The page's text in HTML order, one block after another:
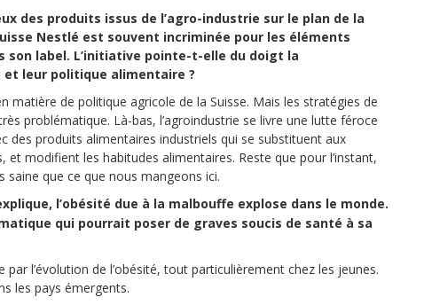
des produits issus de l’agro-industrie sur le plan de la
Nestlé est souvent incriminée pour les éléments
label. L’initiative pointe-t-elle du doigt la
leur politique alimentaire ?
matière de politique agricole de la Suisse. Mais les stratégies de
problématique. Là-bas, l’agroindustrie se livre une lutte féroce
des produits alimentaires industriels qui se substituent aux
et modifient les habitudes alimentaires. Reste que pour l’instant,
saine que ce que nous mangeons ici.
l’obésité due à la malbouffe explose dans le monde.
qui pourrait poser de graves soucis de santé à sa
l’évolution de l’obésité, tout particulièrement chez les jeunes.
les pays émergents.